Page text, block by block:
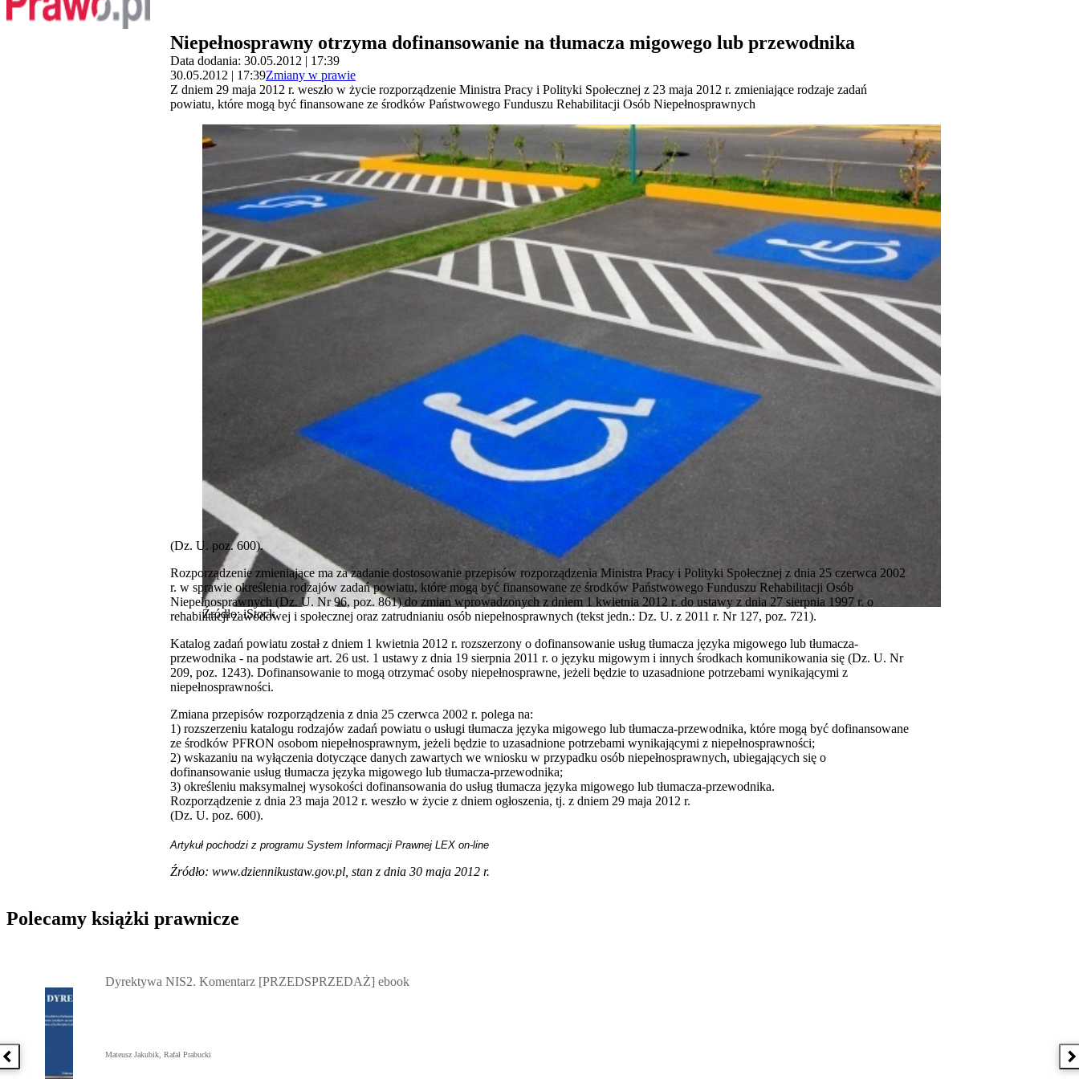
Niepełnosprawny otrzyma dofinansowanie na tłumacza migowego lub przewodnika
Data dodania: 30.05.2012 | 17:39
30.05.2012 | 17:39Zmiany w prawie
Z dniem 29 maja 2012 r. weszło w życie rozporządzenie Ministra Pracy i Polityki Społecznej z 23 maja 2012 r. zmieniające rodzaje zadań
powiatu, które mogą być finansowane ze środków Państwowego Funduszu Rehabilitacji Osób Niepełnosprawnych
Źródło: iStock
(Dz. U. poz. 600).
Rozporządzenie zmieniające ma za zadanie dostosowanie przepisów rozporządzenia Ministra Pracy i Polityki Społecznej z dnia 25 czerwca 2002
r. w sprawie określenia rodzajów zadań powiatu, które mogą być finansowane ze środków Państwowego Funduszu Rehabilitacji Osób
Niepełnosprawnych (Dz. U. Nr 96, poz. 861) do zmian wprowadzonych z dniem 1 kwietnia 2012 r. do ustawy z dnia 27 sierpnia 1997 r. o
rehabilitacji zawodowej i społecznej oraz zatrudnianiu osób niepełnosprawnych (tekst jedn.: Dz. U. z 2011 r. Nr 127, poz. 721).
Katalog zadań powiatu został z dniem 1 kwietnia 2012 r. rozszerzony o dofinansowanie usług tłumacza języka migowego lub tłumacza-
przewodnika - na podstawie art. 26 ust. 1 ustawy z dnia 19 sierpnia 2011 r. o języku migowym i innych środkach komunikowania się (Dz. U. Nr
209, poz. 1243). Dofinansowanie to mogą otrzymać osoby niepełnosprawne, jeżeli będzie to uzasadnione potrzebami wynikającymi z
niepełnosprawności.
Zmiana przepisów rozporządzenia z dnia 25 czerwca 2002 r. polega na:
1) rozszerzeniu katalogu rodzajów zadań powiatu o usługi tłumacza języka migowego lub tłumacza-przewodnika, które mogą być dofinansowane
ze środków PFRON osobom niepełnosprawnym, jeżeli będzie to uzasadnione potrzebami wynikającymi z niepełnosprawności;
2) wskazaniu na wyłączenia dotyczące danych zawartych we wniosku w przypadku osób niepełnosprawnych, ubiegających się o
dofinansowanie usług tłumacza języka migowego lub tłumacza-przewodnika;
3) określeniu maksymalnej wysokości dofinansowania do usług tłumacza języka migowego lub tłumacza-przewodnika.
Rozporządzenie z dnia 23 maja 2012 r. weszło w życie z dniem ogłoszenia, tj. z dniem 29 maja 2012 r.
(Dz. U. poz. 600).
Artykuł pochodzi z programu System Informacji Prawnej LEX on-line
Źródło: www.dziennikustaw.gov.pl, stan z dnia 30 maja 2012 r.
Polecamy książki prawnicze
Poprzednia książka
Dyrektywa NIS2. Komentarz [PRZEDSPRZEDAŻ] ebook
Mateusz Jakubik, Rafał Prabucki